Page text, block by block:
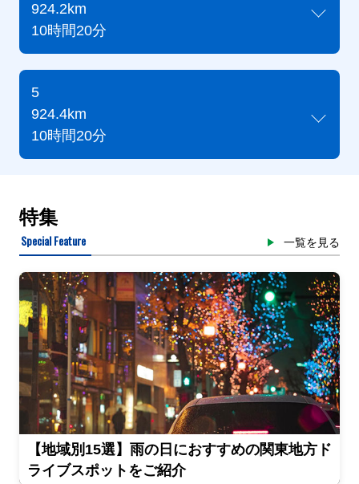
924.2km
10時間20分
5
924.4km
10時間20分
特集
Special Feature 一覧を見る
【地域別15選】雨の日におすすめの関東地方ド
ライブスポットをご紹介